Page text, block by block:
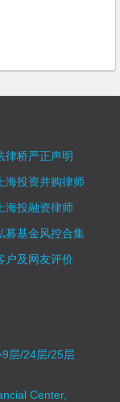
律桥严正声明
上海投资并购律师
上海投融资律师
募基金风控合集
户及网友评价
层/24层/25层
Center,